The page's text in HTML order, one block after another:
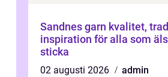
Sandnes garn kvalitet, tradition och
inspiration för alla som
sticka
02 augusti 2026
admin